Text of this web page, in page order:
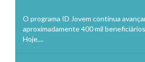
O programa ID Jovem continua
aproximadamente 400 mil
Hoje,...